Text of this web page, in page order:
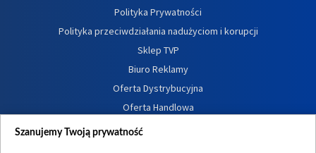
Polityka Prywatności
Polityka przeciwdziałania nadużyciom i korupcji
Sklep TVP
Biuro Reklamy
Oferta Dystrybucyjna
Oferta Handlowa
Dostępność
Szanujemy Twoją prywatność